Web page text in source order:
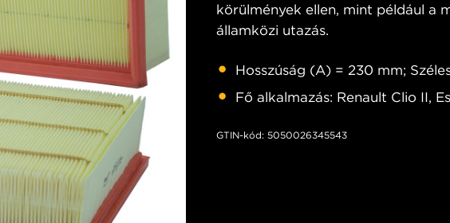
körülmények ellen, mint például a
államközi utazás.
Hosszúság (A) = 230 mm;
Fő alkalmazás: Renault Clio II,
GTIN-kód: 5050026345543